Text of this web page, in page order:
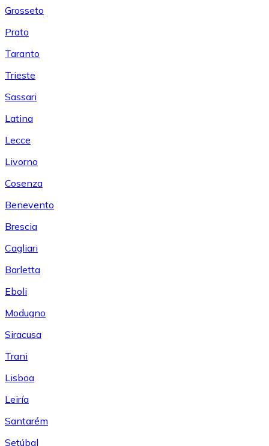
Grosseto
Prato
Taranto
Trieste
Sassari
Latina
Lecce
Livorno
Cosenza
Benevento
Brescia
Cagliari
Barletta
Eboli
Modugno
Siracusa
Trani
Lisboa
Leiría
Santarém
Setúbal